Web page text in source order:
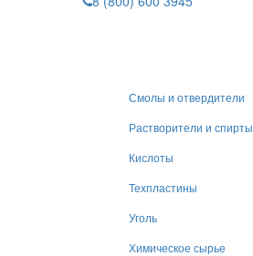
Смолы и отвердители
Растворители и спирты
Кислоты
Техпластины
Уголь
Химическое сырье